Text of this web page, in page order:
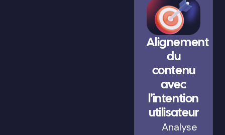
Alignement
du
contenu
avec
l'intention
utilisateur
Analyse